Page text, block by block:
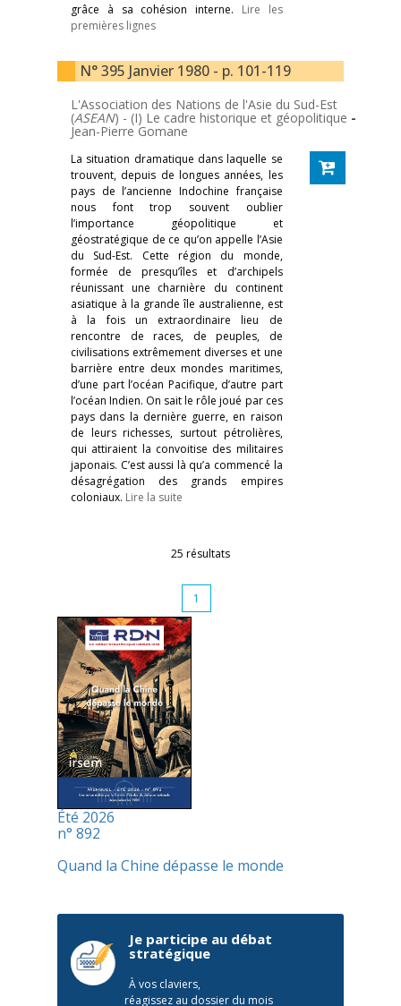
grâce à sa cohésion interne. Lire les
premières lignes
N° 395 Janvier 1980 - p. 101-119
L'Association des Nations de l'Asie du Sud-Est
(ASEAN) - (I) Le cadre historique et géopolitique -
Jean-Pierre Gomane
La situation dramatique dans laquelle se
trouvent, depuis de longues années, les
pays de l’ancienne Indochine française
nous font trop souvent oublier
l’importance géopolitique et
géostratégique de ce qu’on appelle l’Asie
du Sud-Est. Cette région du monde,
formée de presqu’îles et d’archipels
réunissant une charnière du continent
asiatique à la grande île australienne, est
à la fois un extraordinaire lieu de
rencontre de races, de peuples, de
civilisations extrêmement diverses et une
barrière entre deux mondes maritimes,
d’une part l’océan Pacifique, d’autre part
l’océan Indien. On sait le rôle joué par ces
pays dans la dernière guerre, en raison
de leurs richesses, surtout pétrolières,
qui attiraient la convoitise des militaires
japonais. C’est aussi là qu’a commencé la
désagrégation des grands empires
coloniaux. Lire la suite
25 résultats
1
Été 2026
n° 892
Quand la Chine dépasse le monde
Je participe au débat
stratégique
À vos claviers,
réagissez au dossier du mois